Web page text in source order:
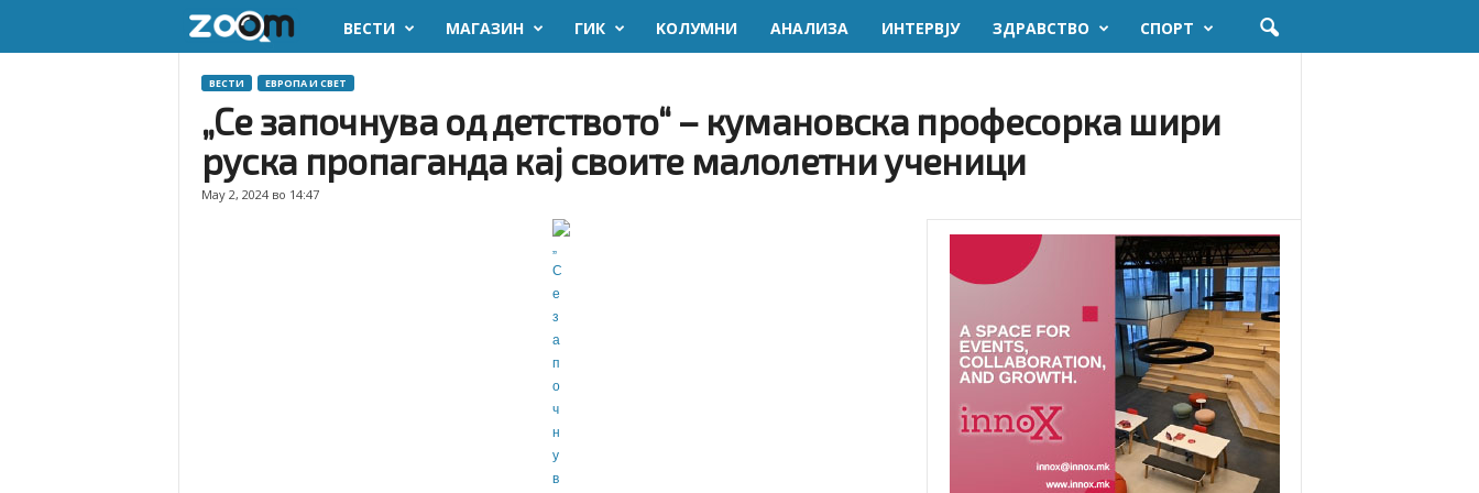
o
o
m
ВЕСТИ МАГАЗИН ГИК KОЛУМНИ AНАЛИЗА ИНТЕРВЈУ ЗДРАВСТВО СПОРТ
ВЕСТИ ЕВРОПА И СВЕТ
„Се започнува од детството“ – кумановска професорка шири
руска пропаганда кај своите малолетни ученици
May 2, 2024 во 14:47